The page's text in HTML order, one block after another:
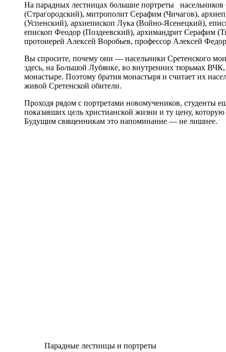
На парадных лестницах большие портреты насельников
(Страгородский), митрополит Серафим (Чичагов),
(Успенский), архиепископ Лука (Войно-Ясенецкий),
епископ Феодор (Поздеевский), архимандрит Серафим
протоиерей Алексей Воробьев, профессор Алексей
Вы спросите, почему они — насельники Сретенского
здесь, на Большой Лубянке, во внутренних тюрьмах
монастыре. Поэтому братия монастыря и считает их
живой Сретенской обители.
Проходя рядом с портретами новомучеников, студенты
показавших цель христианской жизни и ту цену,
Будущим священникам это напоминание — не лишнее.
Парадные лестницы и портреты